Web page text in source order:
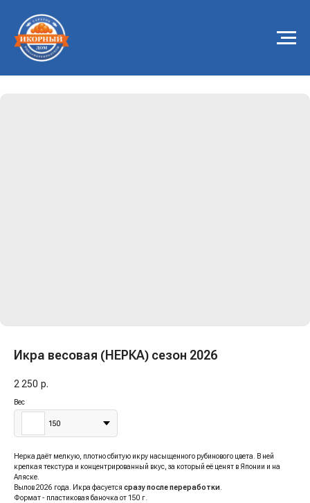
Икра весовая (НЕРКА) сезон 2026
2 250 р.
Вес
150
Нерка даёт мелкую, плотно сбитую икру насыщенного рубинового цвета. В ней
крепкая текстура и концентрированный вкус, за который её ценят в Японии и на
Аляске.
Вылов 2026 года. Икра фасуется сразу после переработки
Формат - пластиковая баночка от 150 г.